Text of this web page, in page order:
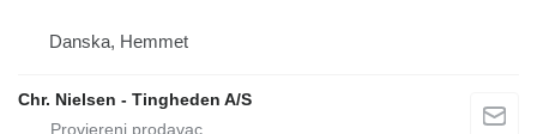
Danska, Hemmet
Chr. Nielsen - Tingheden A/S